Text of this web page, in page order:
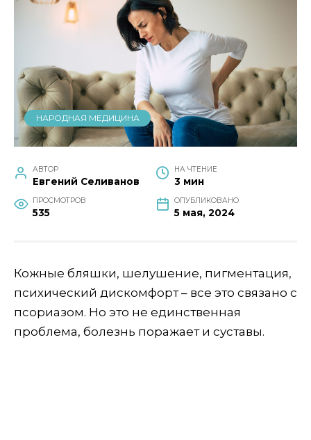
НАРОДНАЯ МЕДИЦИНА
АВТОР
Евгений Селиванов
НА ЧТЕНИЕ
3 мин
ПРОСМОТРОВ
535
ОПУБЛИКОВАНО
5 мая, 2024
Кожные бляшки, шелушение, пигментация,
психический дискомфорт – все это связано с
псориазом. Но это не единственная
проблема, болезнь поражает и суставы.